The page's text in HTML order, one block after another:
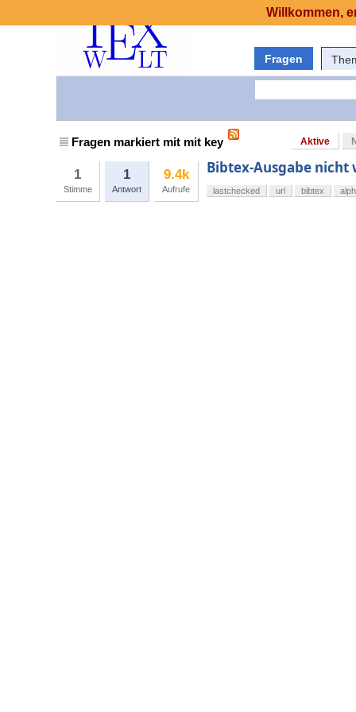
Fragen
Fragen markiert mit mit key Aktive
1
Stimme
1
Antwort
9.4k
Aufrufe
Bibtex-Ausgabe
lastchecked url bibtex
Willkommen,